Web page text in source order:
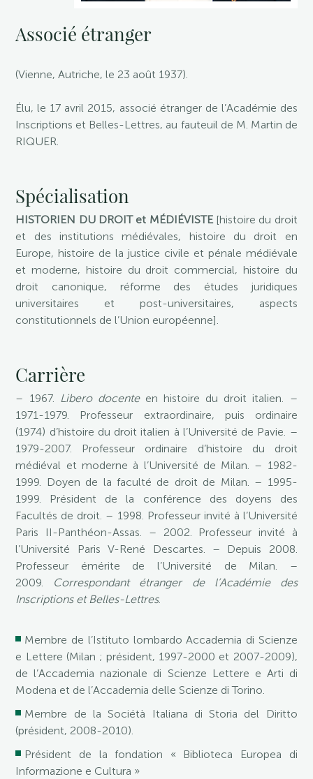
Associé étranger
(Vienne, Autriche, le 23 août 1937).
Élu, le 17 avril 2015, associé étranger de l’Académie des
Inscriptions et Belles-Lettres, au fauteuil de M. Martin de
RIQUER.
Spécialisation
HISTORIEN DU DROIT et MÉDIÉVISTE[histoire du droit
et des institutions médiévales, histoire du droit en
Europe, histoire de la justice civile et pénale médiévale
et moderne, histoire du droit commercial, histoire du
droit canonique, réforme des études juridiques
universitaires et post-universitaires, aspects
constitutionnels de l’Union européenne].
Carrière
– 1967. Libero docenteen histoire du droit italien. –
1971-1979. Professeur extraordinaire, puis ordinaire
(1974) d’histoire du droit italien à l’Université de Pavie. –
1979-2007. Professeur ordinaire d’histoire du droit
médiéval et moderne à l’Université de Milan. – 1982-
1999. Doyen de la faculté de droit de Milan. – 1995-
1999. Président de la conférence des doyens des
Facultés de droit. – 1998. Professeur invité à l’Université
Paris II-Panthéon-Assas. – 2002. Professeur invité à
l’Université Paris V-René Descartes. – Depuis 2008.
Professeur émérite de l’Université de Milan. –
2009. Correspondant étranger de l’Académie des
Inscriptions et Belles-Lettres.
Membre de l’Istituto lombardo Accademia di Scienze
e Lettere (Milan ; président, 1997-2000 et 2007-2009),
de l’Accademia nazionale di Scienze Lettere e Arti di
Modena et de l’Accademia delle Scienze di Torino.
Membre de la Sociétà Italiana di Storia del Diritto
(président, 2008-2010).
Président de la fondation « Biblioteca Europea di
Informazione e Cultura »